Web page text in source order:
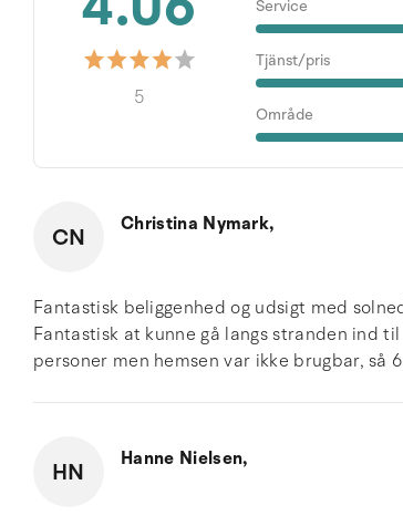
5
Service
Tjänst/pris
Område
CN Christina Nymark,
Fantastisk beliggenhed og udsigt med
Fantastisk at kunne gå langs stranden ind
personer men hemsen var ikke brugbar, så
HN Hanne Nielsen,